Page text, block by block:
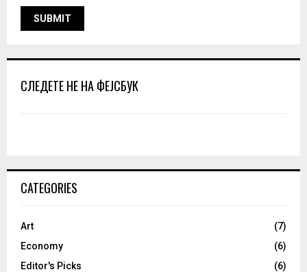
СЛЕДЕТЕ НЕ НА ФЕЈСБУК
CATEGORIES
Art
(7)
Economy
(6)
Editor's Picks
(6)